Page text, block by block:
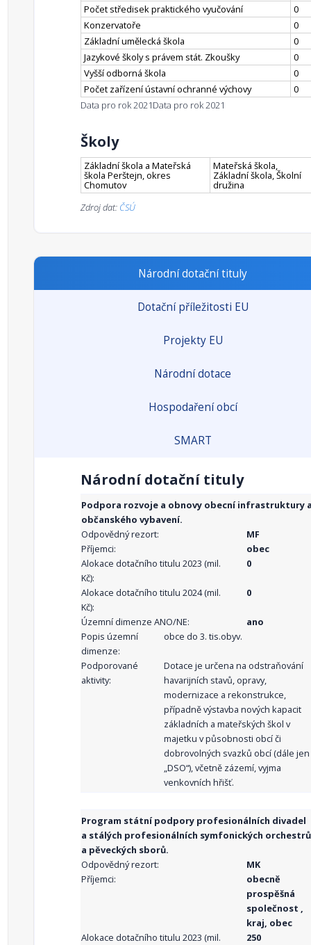
Počet středisek praktického vyučování
0
Konzervatoře
0
Základní umělecká škola
0
Jazykové školy s právem stát. Zkoušky
0
Vyšší odborná škola
0
Počet zařízení ústavní ochranné výchovy
0
Data pro rok 2021Data pro rok 2021
Školy
Základní škola a Mateřská
škola Perštejn, okres
Chomutov
Mateřská škola,
Základní škola, Školní
družina
Zdroj dat: ČSÚ
Národní dotační tituly
Dotační příležitosti EU
Projekty EU
Národní dotace
Hospodaření obcí
SMART
Národní dotační tituly
Podpora rozvoje a obnovy obecní infrastruktury
občanského vybavení.
Odpovědný rezort:
MF
Příjemci:
obec
Alokace dotačního titulu 2023 (mil.
Kč):
0
Alokace dotačního titulu 2024 (mil.
Kč):
0
Územní dimenze ANO/NE:
ano
Popis územní
dimenze:
obce do 3. tis.obyv.
Podporované
aktivity:
Dotace je určena na odstraňování
havarijních stavů, opravy,
modernizace a rekonstrukce,
případně výstavba nových kapacit
základních a mateřských škol v
majetku v působnosti obcí či
dobrovolných svazků obcí (dále jen
„DSO“), včetně zázemí, vyjma
venkovních hřišť.
Program státní podpory profesionálních divadel
a stálých profesionálních symfonických orchestrů
a pěveckých sborů.
Odpovědný rezort:
MK
Příjemci:
obecně
prospěšná
společnost ,
kraj, obec
Alokace dotačního titulu 2023 (mil.
250